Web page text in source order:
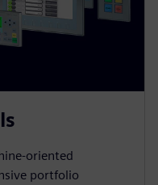
oriented
portfolio